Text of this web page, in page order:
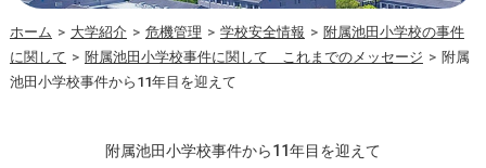
ホーム > 大学紹介 > 危機管理 > 学校安全情報 > 附属池田小学校の事件
に関して > 附属池田小学校事件に関して これまでのメッセージ > 附属
池田小学校事件から11年目を迎えて
附属池田小学校事件から11年目を迎えて